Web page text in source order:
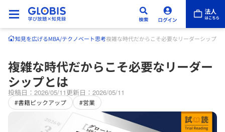
知見を広げるMBA/テクノベート思考複雑な時代だからこそ必要なリーダーシップと
複雑な時代だからこそ必要なリーダー
シップとは
投稿日：2026/05/11更新日：2026/05/11
#書籍ピックアップ #営業